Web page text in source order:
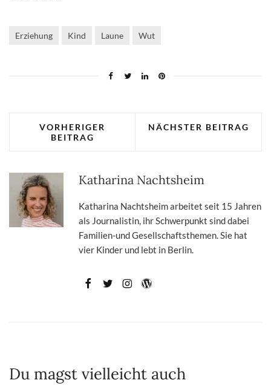
Erziehung Kind Laune Wut
VORHERIGER
BEITRAG
NÄCHSTER BEITRAG
Katharina Nachtsheim
Katharina Nachtsheim arbeitet seit 15 Jahren
als Journalistin, ihr Schwerpunkt sind dabei
Familien-und Gesellschaftsthemen. Sie hat
vier Kinder und lebt in Berlin.
Du magst vielleicht auch